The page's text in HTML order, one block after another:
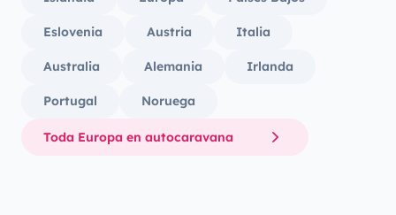
Eslovenia Austria Italia
Australia Alemania Irlanda
Portugal Noruega
Toda Europa en autocaravana